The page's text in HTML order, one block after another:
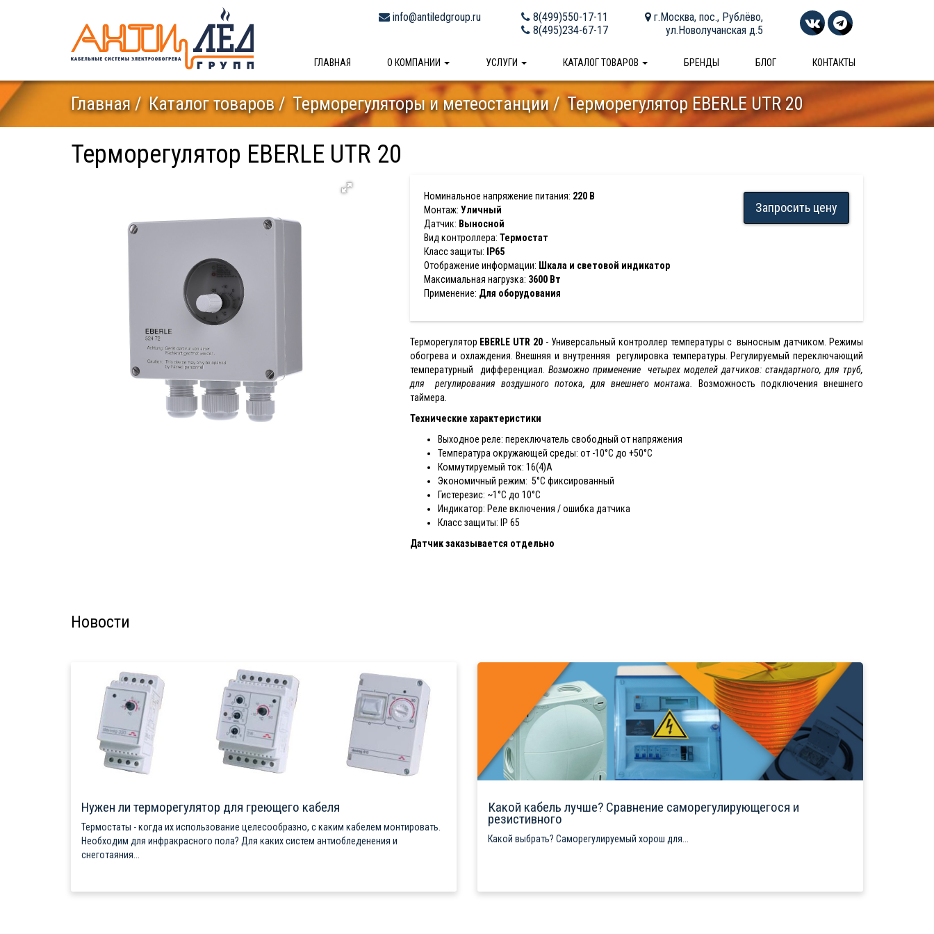
info@antiledgroup.ru
8(499)550-17-11
8(495)234-67-17
г.Москва, пос., Рублёво,
ул.Новолучанская д.5
ГЛАВНАЯ О КОМПАНИИ УСЛУГИ КАТАЛОГ ТОВАРОВ БРЕНДЫ БЛОГ КОНТАКТЫ
Главная Каталог товаров Терморегуляторы и метеостанции Терморегулятор EBERLE UTR 20
Терморегулятор EBERLE UTR 20
Номинальное напряжение питания: 220 В
Монтаж: Уличный
Датчик: Выносной
Вид контроллера: Термостат
Класс защиты:
IP65
Отображение информации: Шкала и световой индикатор
Максимальная нагрузка: 3600 Вт
Применение: Для оборудования
Запросить цену
Терморегулятор EBERLE UTR 20 - Универсальный контроллер температуры с выносным датчиком. Режимы
обогрева и охлаждения. Внешняя и внутренняя регулировка температуры. Регулируемый переключающий
температурный дифференциал. Возможно применение четырех моделей датчиков: стандартного, для труб,
для регулирования воздушного потока, для внешнего монтажа.
Возможность подключения внешнего
таймера.
Технические характеристики
Выходное реле: переключатель свободный от напряжения
Температура окружающей среды: от -10°С до +50°С
Коммутируемый ток: 16(4)A
Экономичный режим: 5°С фиксированный
Гистерезис: ~1°С до 10°С
Индикатор: Реле включения / ошибка датчика
Класс защиты: IP 65
Датчик заказывается отдельно
Новости
Нужен ли терморегулятор для греющего кабеля
Термостаты - когда их использование целесообразно, с каким кабелем монтировать.
Необходим для инфракрасного пола? Для каких систем антиобледенения и
снеготаяния...
Какой кабель лучше? Сравнение саморегулирующегося и
резистивного
Какой выбрать? Саморегулируемый хорош для...